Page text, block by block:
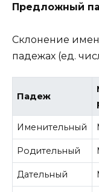
Предложный
Склонение
падежах (ед.
Падеж
Именительный
Родительный
Дательный